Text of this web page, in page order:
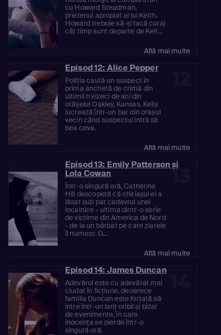
cu Howard Steadman,
prietenul apropiat al lui Keith.
Howard trebuie să-și facă curaj
cât timp sunt departe de Keit...
Află mai multe
Episod 12: Alice Pepper
Poliția caută un suspect în
prima anchetă de crimă din
ultimii treizeci de ani din
orășelul Oakley, Kansas. Kelly
lucrează într-un bar din orașul
vecin când suspectul intră să
bea ceva.
Află mai multe
13
Episod 13: Emily Patterson și
Lola Cowan
Într-o singură oră, Catherine
Hill descoperă că chiriașul ei a
lăsat sub pat cadavrul unei
localnice - ultima dintr-o serie
de victime din America de Nord
- de la un bărbat pe care ziarele
îl numesc O...
Află mai multe
Episod 14: James Duncan
Adevărul este cu adevărat mai
ciudat în ficțiune, deoarece
familia Duncan este forțată să
intre într-un lanț oribil și bizar
de evenimente, în care
inocența se pierde într-o
singură oră.